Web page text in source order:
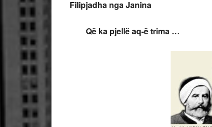
Filipjadha nga Janina
Që ka pjellë aq-ë trima …